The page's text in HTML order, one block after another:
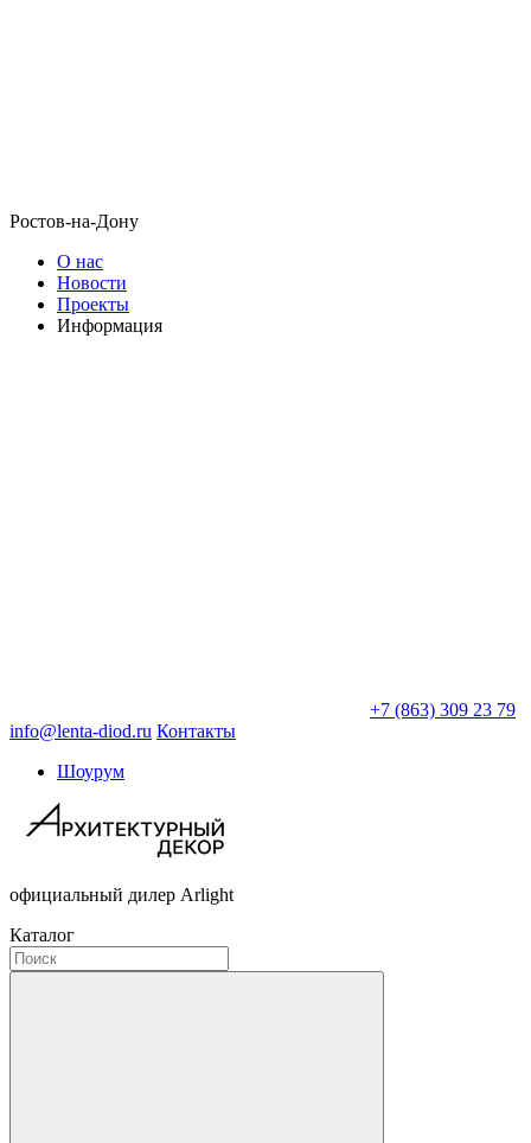
Ростов-на-Дону
О нас
Новости
Проекты
Информация
+7 (863) 309 23 79
info@lenta-diod.ru Контакты
Шоурум
официальный дилер Arlight
Каталог